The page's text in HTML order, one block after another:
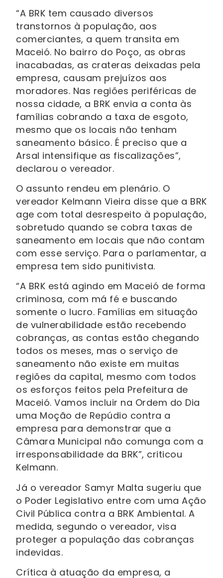
“A BRK tem causado diversos
transtornos à população, aos
comerciantes, a quem transita em
Maceió. No bairro do Poço, as obras
inacabadas, as crateras deixadas pela
empresa, causam prejuízos aos
moradores. Nas regiões periféricas de
nossa cidade, a BRK envia a conta às
famílias cobrando a taxa de esgoto,
mesmo que os locais não tenham
saneamento básico. É preciso que a
Arsal intensifique as fiscalizações”,
declarou o vereador.
O assunto rendeu em plenário. O
vereador Kelmann Vieira disse que a BRK
age com total desrespeito à população,
sobretudo quando se cobra taxas de
saneamento em locais que não contam
com esse serviço. Para o parlamentar, a
empresa tem sido punitivista.
“A BRK está agindo em Maceió de forma
criminosa, com má fé e buscando
somente o lucro. Famílias em situação
de vulnerabilidade estão recebendo
cobranças, as contas estão chegando
todos os meses, mas o serviço de
saneamento não existe em muitas
regiões da capital, mesmo com todos
os esforços feitos pela Prefeitura de
Maceió. Vamos incluir na Ordem do Dia
uma Moção de Repúdio contra a
empresa para demonstrar que a
Câmara Municipal não comunga com a
irresponsabilidade da BRK”, criticou
Kelmann.
Já o vereador Samyr Malta sugeriu que
o Poder Legislativo entre com uma Ação
Civil Pública contra a BRK Ambiental. A
medida, segundo o vereador, visa
proteger a população das cobranças
indevidas.
Crítica à atuação da empresa, a